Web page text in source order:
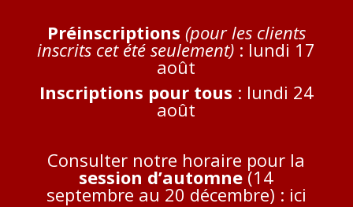
Préinscriptions (pour les clients
inscrits cet été seulement) : lundi 17
août
Inscriptions pour tous : lundi 24
août
Consulter notre horaire pour la
session d’automne (14
septembre au 20 décembre) : ici